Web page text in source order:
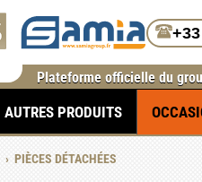
Plateforme officielle du
AUTRES PRODUITS
› PIÈCES DÉTACHÉES